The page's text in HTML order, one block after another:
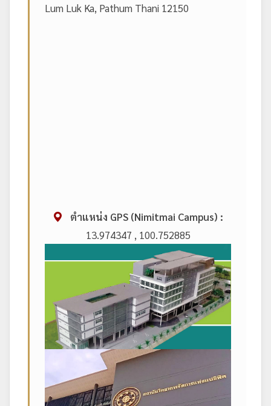
Lum Luk Ka, Pathum Thani 12150
ตำแหน่ง GPS (Nimitmai Campus) :
13.974347 , 100.752885